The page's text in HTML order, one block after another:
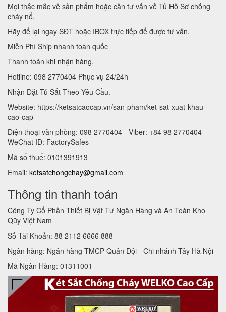
Mọi thắc mắc về sản phẩm hoặc cần tư vấn về Tủ Hồ Sơ chống
cháy nổ.
Hãy để lại ngay SĐT hoặc IBOX trực tiếp để được tư vấn.
Miễn Phí Ship nhanh toàn quốc
Thanh toán khi nhận hàng.
Hotline: 098 2770404 Phục vụ 24/24h
Nhận Đặt Tủ Sắt Theo Yêu Cầu.
Website: https://ketsatcaocap.vn/san-pham/ket-sat-xuat-khau-
cao-cap
Điện thoại văn phòng: 098 2770404 - Viber: +84 98 2770404 -
WeChat ID: FactorySafes
Mã số thuế: 0101391913
Email: ketsatchongchay@gmail.com
Thông tin thanh toán
Công Ty Cổ Phần Thiết Bị Vật Tư Ngân Hàng và An Toàn Kho
Qũy Việt Nam
Số Tài Khoản: 88 2112 6666 888
Ngân hàng: Ngân hàng TMCP Quân Đội - Chi nhánh Tây Hà Nội
Mã Ngân Hàng: 01311001